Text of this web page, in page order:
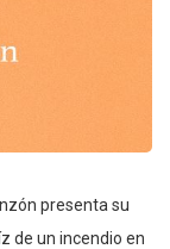
presenta su
de un incendio en